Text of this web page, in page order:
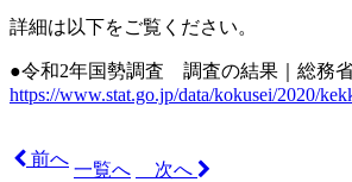
詳細は以下をご覧ください。
●令和2年国勢調査 調査の結果｜ 総務
https://www.stat.go.jp/data/kokusei/2020/
前へ
一覧へ 次へ